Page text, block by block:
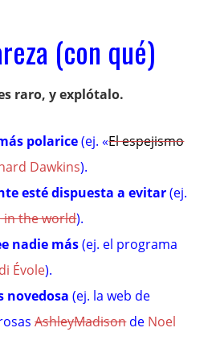
(con qué)
raro, y explótalo.
polarice(ej. «El espejismo
Dawkins).
esté dispuesta a evitar(ej.
in the world).
nadie más(ej. el programa
Évole).
novedosa (ej. la web de
AshleyMadisonde Noel